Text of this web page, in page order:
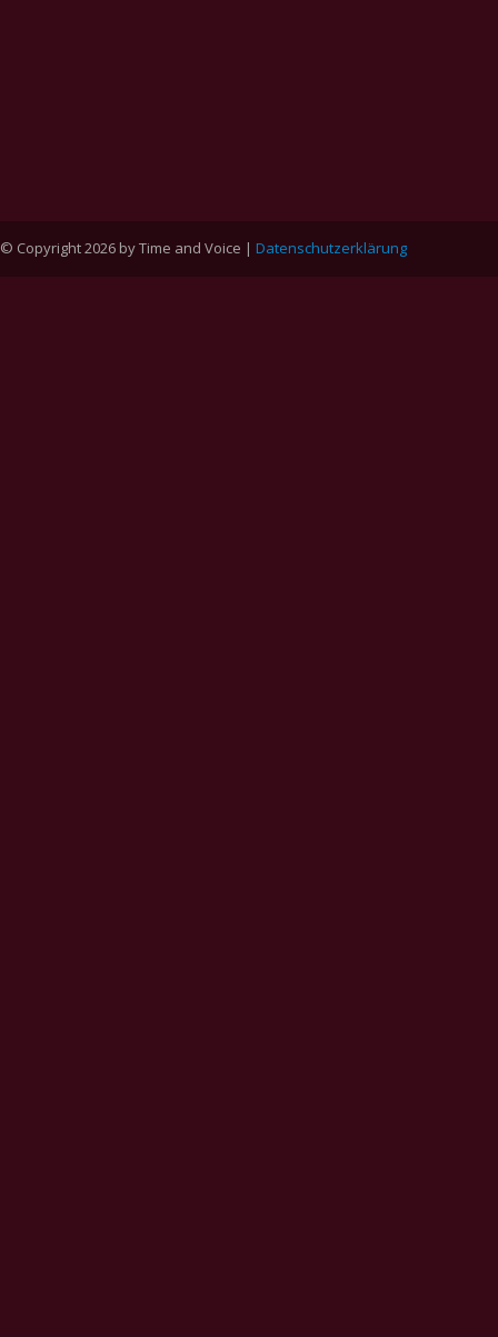
© Copyright 2026 by Time and Voice | Datenschutzerklärung